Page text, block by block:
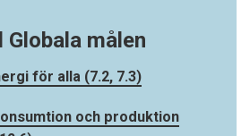
målen
för alla (7.2, 7.3)
och produktion